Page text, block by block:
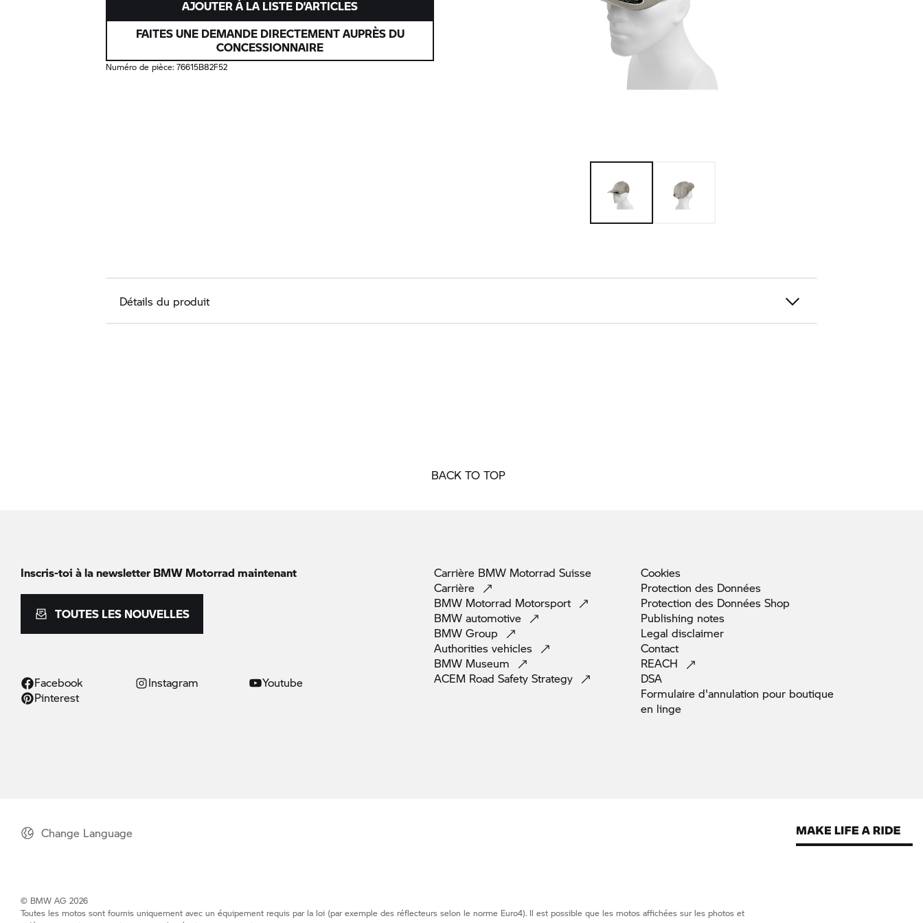
AJOUTER À LA LISTE D’ARTICLES
FAITES UNE DEMANDE DIRECTEMENT AUPRÈS DU
CONCESSIONNAIRE
Numéro de pièce:76615B82F52
Détails du produit
BACK TO TOP
Inscris-toi à la newsletterBMW Motorrad maintenant
TOUTES LES NOUVELLES
Facebook Instagram
Youtube
Pinterest
Carrière BMW Motorrad Suisse
Carrière
BMW Motorrad Motorsport
BMW automotive
BMW Group
Authorities vehicles
BMW Museum
ACEM Road Safety Strategy
Cookies
Protection des Données
Protection des Données Shop
Publishing notes
Legal disclaimer
Contact
REACH
DSA
Formulaire d'annulation pour boutique
en linge
Change Language
© BMW AG 2026
Toutes les motos sont fournis uniquement avec un équipement requis par la loi (par exemple des réflecteurs selon le norme Euro4). Il est possible que les motos affichées sur les photos et